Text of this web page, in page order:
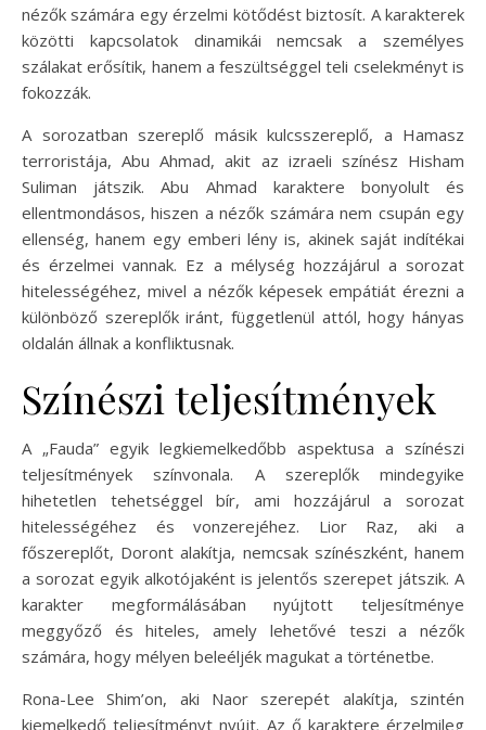
nézők számára egy érzelmi kötődést biztosít. A karakterek
közötti kapcsolatok dinamikái nemcsak a személyes
szálakat erősítik, hanem a feszültséggel teli cselekményt is
fokozzák.
A sorozatban szereplő másik kulcsszereplő, a Hamasz
terroristája, Abu Ahmad, akit az izraeli színész Hisham
Suliman játszik. Abu Ahmad karaktere bonyolult és
ellentmondásos, hiszen a nézők számára nem csupán egy
ellenség, hanem egy emberi lény is, akinek saját indítékai
és érzelmei vannak. Ez a mélység hozzájárul a sorozat
hitelességéhez, mivel a nézők képesek empátiát érezni a
különböző szereplők iránt, függetlenül attól, hogy hányas
oldalán állnak a konfliktusnak.
Színészi teljesítmények
A „Fauda” egyik legkiemelkedőbb aspektusa a színészi
teljesítmények színvonala. A szereplők mindegyike
hihetetlen tehetséggel bír, ami hozzájárul a sorozat
hitelességéhez és vonzerejéhez. Lior Raz, aki a
főszereplőt, Doront alakítja, nemcsak színészként, hanem
a sorozat egyik alkotójaként is jelentős szerepet játszik. A
karakter megformálásában nyújtott teljesítménye
meggyőző és hiteles, amely lehetővé teszi a nézők
számára, hogy mélyen beleéljék magukat a történetbe.
Rona-Lee Shim’on, aki Naor szerepét alakítja, szintén
kiemelkedő teljesítményt nyújt. Az ő karaktere érzelmileg